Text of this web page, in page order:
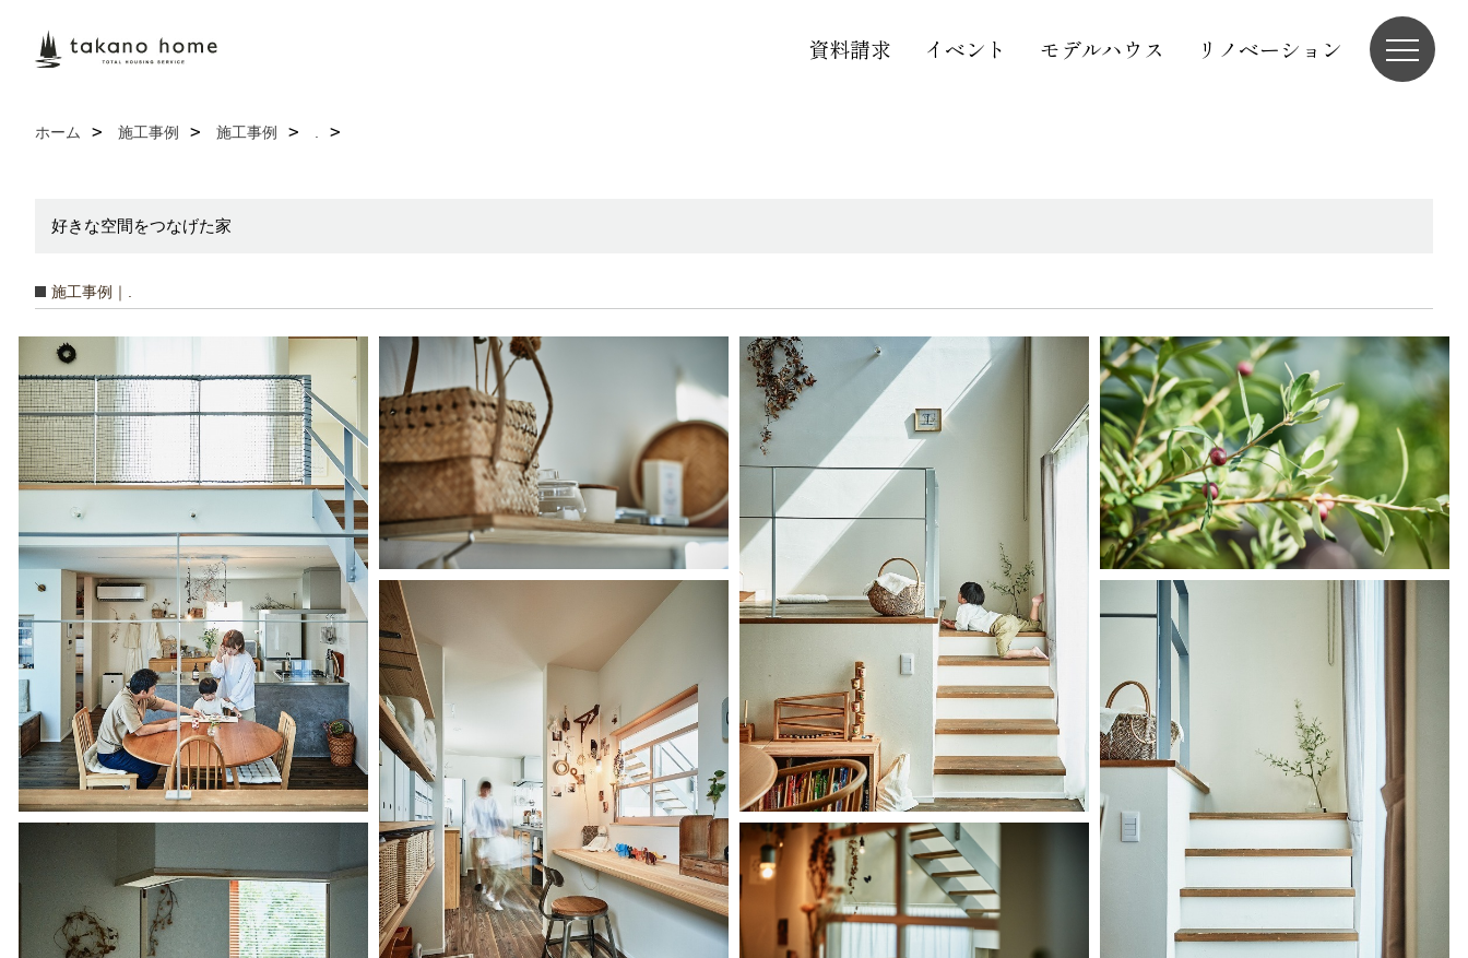
資料請求 イベント モデルハウス リノベーション
ホーム 施工事例 施工事例
好きな空間をつなげた家
施工事例｜.